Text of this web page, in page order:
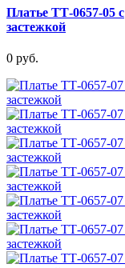
Платье ТТ-0657-05 с
застежкой
0 руб.